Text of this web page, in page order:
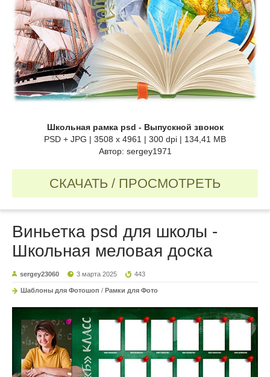
Школьная рамка psd - Выпускной звонок
PSD + JPG | 3508 x 4961 | 300 dpi | 134,41 MB
Автор: sergey1971
СКАЧАТЬ / ПРОСМОТРЕТЬ
Виньетка psd для школы -
Школьная меловая доска
sergey23060 3 марта 2025 443
Шаблоны для Фотошоп / Рамки для Фото